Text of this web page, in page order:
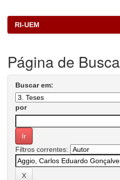
RI-UEM
Página de Busca
Buscar em:
por
Filtros correntes: